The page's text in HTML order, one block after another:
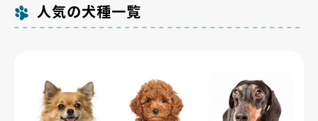
人気の犬種一覧